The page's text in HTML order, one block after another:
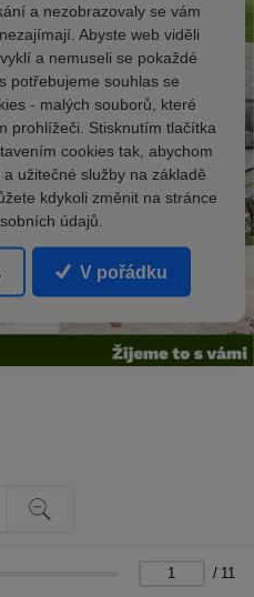
/ 11
a nezobrazovaly se vám
Abyste web viděli
a nemuseli se pokaždé
potřebujeme souhlas se
- malých souborů, které
prohlížeči. Stisknutím tlačítka
cookies tak, abychom
užitečné služby na základě
kdykoli změnit na stránce
údajů.
V pořádku